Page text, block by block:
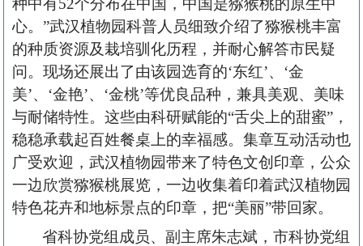
心。”武汉植物园科普人员细致介绍了猕猴桃丰富
的种质资源及栽培驯化历程，并耐心解答市民疑
问。现场还展出了由该园选育的‘东红’、‘金
美’、‘金艳’、‘金桃’等优良品种，兼具美观、美味
与耐储特性。这些由科研赋能的“舌尖上的甜蜜”，
稳稳承载起百姓餐桌上的幸福感。集章互动活动也
广受欢迎，武汉植物园带来了特色文创印章，公众
一边欣赏猕猴桃展览，一边收集着印着武汉植物园
特色花卉和地标景点的印章，把“美丽”带回家。
省科协党组成员、副主席朱志斌，市科协党组